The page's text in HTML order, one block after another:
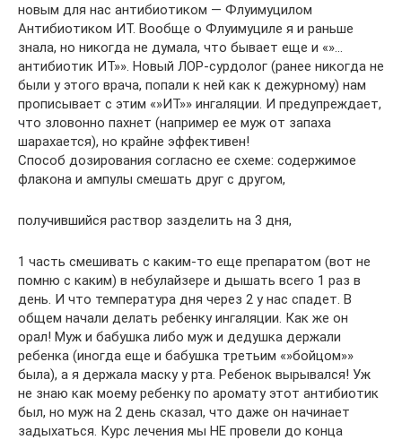
новым для нас антибиотиком — Флуимуцилом
Антибиотиком ИТ. Вообще о Флуимуциле я и раньше
знала, но никогда не думала, что бывает еще и «»…
антибиотик ИТ»». Новый ЛОР-сурдолог (ранее никогда не
были у этого врача, попали к ней как к дежурному) нам
прописывает с этим «»ИТ»» ингаляции. И предупреждает,
что зловонно пахнет (например ее муж от запаха
шарахается), но крайне эффективен!
Способ дозирования согласно ее схеме: содержимое
флакона и ампулы смешать друг с другом,
получившийся раствор зазделить на 3 дня,
1 часть смешивать с каким-то еще препаратом (вот не
помню с каким) в небулайзере и дышать всего 1 раз в
день. И что температура дня через 2 у нас спадет. В
общем начали делать ребенку ингаляции. Как же он
орал! Муж и бабушка либо муж и дедушка держали
ребенка (иногда еще и бабушка третьим «»бойцом»»
была), а я держала маску у рта. Ребенок вырывался! Уж
не знаю как моему ребенку по аромату этот антибиотик
был, но муж на 2 день сказал, что даже он начинает
задыхаться. Курс лечения мы НЕ провели до конца